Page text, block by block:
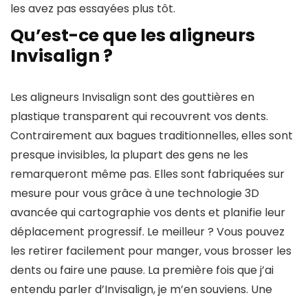
les avez pas essayées plus tôt.
Qu’est-ce que les aligneurs
Invisalign ?
Les aligneurs Invisalign sont des gouttières en
plastique transparent qui recouvrent vos dents.
Contrairement aux bagues traditionnelles, elles sont
presque invisibles, la plupart des gens ne les
remarqueront même pas. Elles sont fabriquées sur
mesure pour vous grâce à une technologie 3D
avancée qui cartographie vos dents et planifie leur
déplacement progressif. Le meilleur ? Vous pouvez
les retirer facilement pour manger, vous brosser les
dents ou faire une pause. La première fois que j’ai
entendu parler d’Invisalign, je m’en souviens. Une